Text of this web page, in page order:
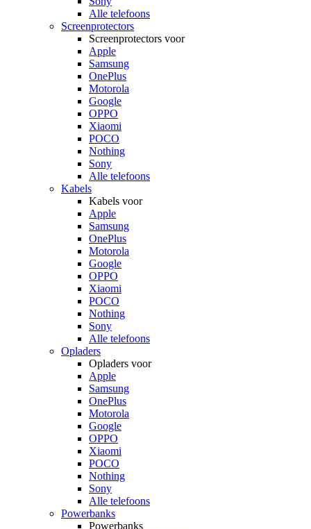
Alle telefoons
Screenprotectors
Screenprotectors voor
Apple
Samsung
OnePlus
Motorola
Google
OPPO
Xiaomi
POCO
Nothing
Sony
Alle telefoons
Kabels
Kabels voor
Apple
Samsung
OnePlus
Motorola
Google
OPPO
Xiaomi
POCO
Nothing
Sony
Alle telefoons
Opladers
Opladers voor
Apple
Samsung
OnePlus
Motorola
Google
OPPO
Xiaomi
POCO
Nothing
Sony
Alle telefoons
Powerbanks
Powerbanks